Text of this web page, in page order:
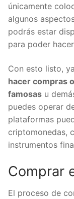
únicamente
algunos
podrás estar
dinero para
Con esto listo,
hacer compras
famosas u
puedes operar
plataformas
criptomonedas,
instrumentos
Comprar
El proceso de